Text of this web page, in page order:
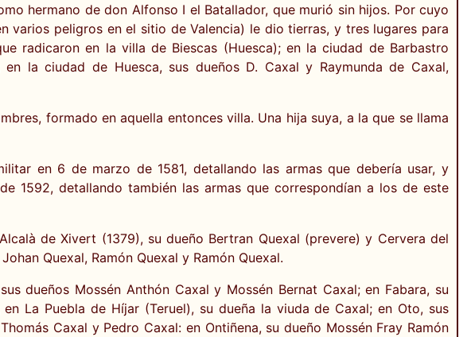
hermano de don Alfonso I el Batallador, que murió sin hijos. Por cuyo
varios peligros en el sitio de Valencia) le dio tierras, y tres lugares para
radicaron en la villa de Biescas (Huesca); en la ciudad de Barbastro
la ciudad de Huesca, sus dueños D. Caxal y Raymunda de Caxal,
formado en aquella entonces villa. Una hija suya, a la que se llama
en 6 de marzo de 1581, detallando las armas que debería usar, y
1592, detallando también las armas que correspondían a los de este
de Xivert (1379), su dueño Bertran Quexal (prevere) y Cervera del
Quexal, Ramón Quexal y Ramón Quexal.
dueños Mossén Anthón Caxal y Mossén Bernat Caxal; en Fabara, su
La Puebla de Híjar (Teruel), su dueña la viuda de Caxal; en Oto, sus
Caxal y Pedro Caxal: en Ontiñena, su dueño Mossén Fray Ramón